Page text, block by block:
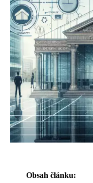
Obsah článku: